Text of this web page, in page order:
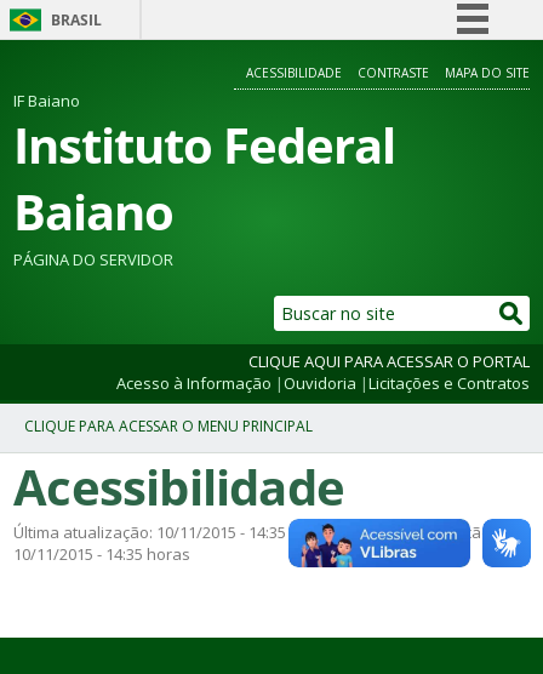
BRASIL
Participe
ACESSIBILIDADE CONTRASTE MAPA DO SITE
IF Baiano
Instituto Federal
Baiano
PÁGINA DO SERVIDOR
CLIQUE AQUI PARA ACESSAR O PORTAL
Acesso à Informação |Ouvidoria |Licitações e Contratos
Acessibilidade
Última atualização: 10/11/2015 - 14:35 horas | Data de publicação:
10/11/2015 - 14:35 horas